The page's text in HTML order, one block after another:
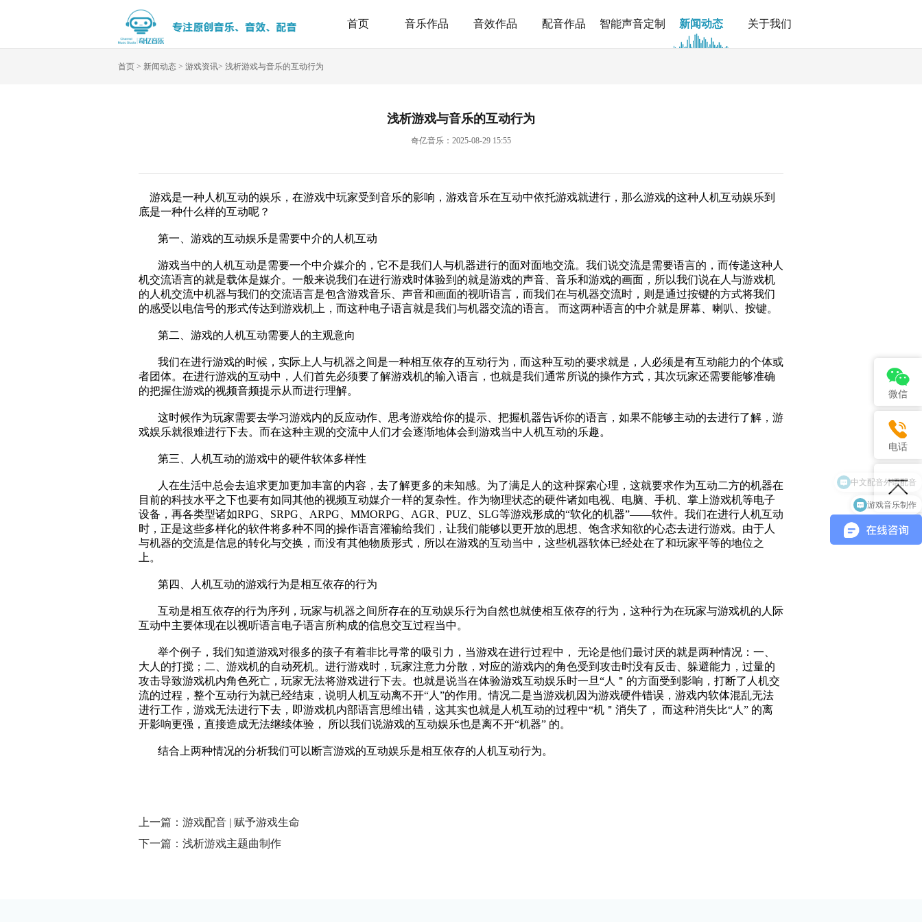
首页 音乐作品 音效作品 配音作品 智能声音定制 新闻动态 关于我们
首页 > 新闻动态 > 游戏资讯> 浅析游戏与音乐的互动行为
浅析游戏与音乐的互动行为
奇亿音乐：2025-08-29 15:55
游戏是一种人机互动的娱乐，在游戏中玩家受到音乐的影响，游戏音乐在互动中依托游戏就进行，那么游戏的这种人机互动娱乐到
底是一种什么样的互动呢？
第一、游戏的互动娱乐是需要中介的人机互动
游戏当中的人机互动是需要一个中介媒介的，它不是我们人与机器进行的面对面地交流。我们说交流是需要语言的，而传递这种人
机交流语言的就是载体是媒介。一般来说我们在进行游戏时体验到的就是游戏的声音、音乐和游戏的画面，所以我们说在人与游戏机
的人机交流中机器与我们的交流语言是包含游戏音乐 、声音和画面的视听语言，而我们在与机器交流时，则是通过按键的方式将我们
的感受以电信号的形式传达到游戏机上，而这种电子语言就是我们与机器交流的语言。 而这两种语言的中介就是屏幕、喇叭、按键。
第二、游戏的人机互动需要人的主观意向
我们在进行游戏的时候，实际上人与机器之间是一种相互依存的互动行为，而这种互动的要求就是，人必须是有互动能力的个体或
者团体。在进行游戏的互动中，人们首先必须要了解游戏机的输入语言，也就是我们通常所说的操作方式，其次玩家还需要能够准确
的把握住游戏的视频音频提示从而进行理解。
这时候作为玩家需要去学习游戏内的反应动作、思考游戏给你的提示、把握机器告诉你的语言，如果不能够主动的去进行了解，游
戏娱乐就很难进行下去。而在这种主观的交流中人们才会逐渐地体会到游戏当中人机互动的乐趣。
第三、人机互动的游戏中的硬件软体多样性
人在生活中总会去追求更加更加丰富的内容，去了解更多的未知感。为了满足人的这种探索心理，这就要求作为互动二方的机器在
目前的科技水平之下也要有如同其他的视频互动媒介一样的复杂性。作为物理状态的硬件诸如电视、电脑、手机、掌上游戏机等电子
设备，再各类型诸如RPG、SRPG、ARPG、MMORPG、AGR、PUZ、SLG等游戏形成的“软化的机器”——软件。我们在进行人机互动
时，正是这些多样化的软件将多种不同的操作语言灌输给我们，让我们能够以更开放的思想、饱含求知欲的心态去进行游戏。由于人
与机器的交流是信息的转化与交换，而没有其他物质形式，所以在游戏的互动当中，这些机器软体已经处在了和玩家平等的地位之
上。
第四、人机互动的游戏行为是相互依存的行为
互动是相互依存的行为序列，玩家与机器之间所存在的互动娱乐行为自然也就使相互依存的行为，这种行为在玩家与游戏机的人际
互动中主要体现在以视听语言电子语言所构成的信息交互过程当中。
举个例子，我们知道游戏对很多的孩子有着非比寻常的吸引力，当游戏在进行过程中， 无论是他们最讨厌的就是两种情况：一、
大人的打搅；二、游戏机的自动死机。进行游戏时，玩家注意力分散，对应的游戏内的角色受到攻击时没有反击、躲避能力，过量的
攻击导致游戏机内角色死亡，玩家无法将游戏进行下去。也就是说当在体验游戏互动娱乐时一旦“人＂的方面受到影响，打断了人机交
流的过程，整个互动行为就已经结束，说明人机互动离不开“人”的作用。情况二是当游戏机因为游戏硬件错误，游戏内软体混乱无法
进行工作，游戏无法进行下去，即游戏机内部语言思维出错，这其实也就是人机互动的过程中“机＂消失了， 而这种消失比“人” 的离
开影响更强，直接造成无法继续体验， 所以我们说游戏的互动娱乐也是离不开“机器” 的。
结合上两种情况的分析我们可以断言游戏的互动娱乐是相互依存的人机互动行为。
上一篇：游戏配音 | 赋予游戏生命
下一篇：浅析游戏主题曲制作
微信
电话
游戏音乐制作